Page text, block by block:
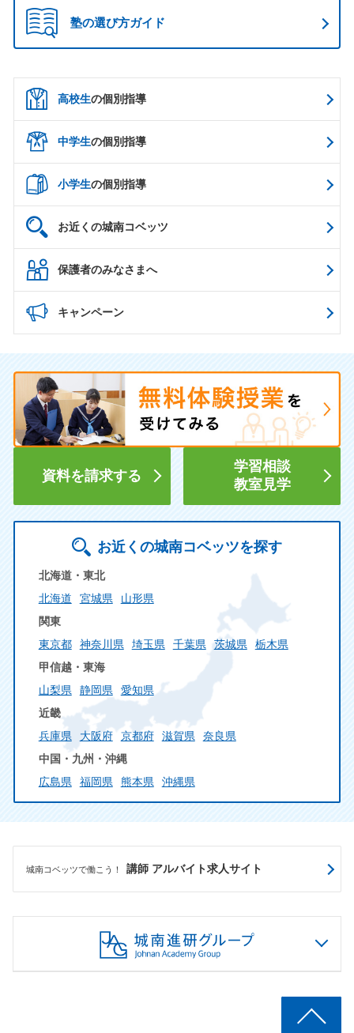
塾の選び方ガイド
高校生の個別指導
中学生の個別指導
小学生の個別指導
お近くの城南コベッツ
保護者のみなさまへ
キャンペーン
資料を請求する
学習相談
教室見学
お近くの城南コベッツを探す
北海道・東北
北海道
宮城県
山形県
関東
東京都
神奈川県 埼玉県 千葉県 茨城県
栃木県
甲信越・東海
山梨県
静岡県
愛知県
近畿
兵庫県
大阪府 京都府 滋賀県
奈良県
中国・九州・沖縄
広島県
福岡県 熊本県 沖縄県
城南コベッツで働こう！ 講師 アルバイト求人サイト